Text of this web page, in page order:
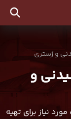
و رُستری
و
نیاز برای تهیه